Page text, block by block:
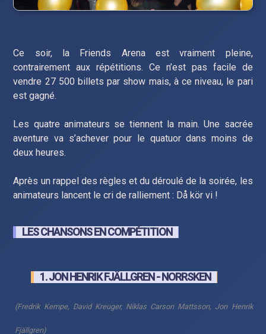
Ce soir, la Friends Arena est vraiment pleine,
contrairement aux répétitions. Ce n’est pas facile de
vendre 27 500 billets par show mais, à ce niveau, le pari
est gagné.
Les quatre animateurs se tiennent la main. Une sacrée
aventure va s’achever pour le quatuor dans moins de
deux heures.
Après un rappel des règles et du déroulé de la soirée, les
animateurs lancent le cri de ralliement : Då kör vi !
LES CHANSONS EN COMPÉTITION
1. JON HENRIK FJÄLLGREN - NORRSKEN
(Fredrik Kempe, David Kreuger, Niklas Carson Mattsson, Jon Henrik
Fjällgren)